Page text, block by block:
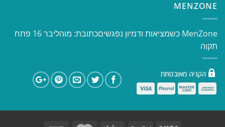
MENZONE
​​MenZone כשמציאות ודמיון נפגשים​ כתובת: מוהליבר 16 פתח
תקוה